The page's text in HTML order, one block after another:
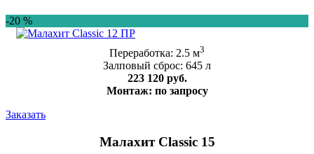
-20 %
Переработка: 2.5 м3
Залповый сброс: 645 л
223 120 руб.
Монтаж: по запросу
Заказать
Малахит Classic 15